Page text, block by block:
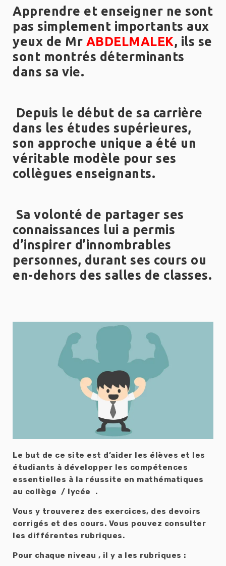
Apprendre et enseigner ne sont
pas simplement importants aux
yeux de Mr ABDELMALEK, ils se
sont montrés déterminants
dans sa vie.
Depuis le début de sa carrière
dans les études supérieures,
son approche unique a été un
véritable modèle pour ses
collègues enseignants.
Sa volonté de partager ses
connaissances lui a permis
d’inspirer d’innombrables
personnes, durant ses cours ou
en-dehors des salles de classes.
Le but de ce site est d’aider les élèves et les
étudiants à développer les compétences
essentielles à la réussite en mathématiques
au collège / lycée .
Vous y trouverez des exercices, des devoirs
corrigés et des cours. Vous pouvez consulter
les différentes rubriques.
Pour chaque niveau , il y a les rubriques :